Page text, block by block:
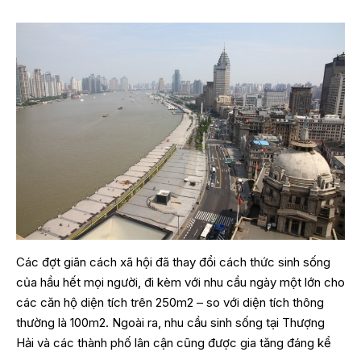
Các đợt giãn cách xã hội đã thay đổi cách thức sinh sống
của hầu hết mọi người, đi kèm với nhu cầu ngày một lớn cho
các căn hộ diện tích trên 250m2 – so với diện tích thông
thường là 100m2. Ngoài ra, nhu cầu sinh sống tại Thượng
Hải và các thành phố lân cận cũng được gia tăng đáng kể